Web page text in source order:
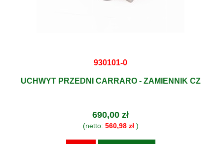
930101-0
UCHWYT PRZEDNI CARRARO - ZAMIENNIK CZ
690,00 zł
(netto: 560,98 zł)